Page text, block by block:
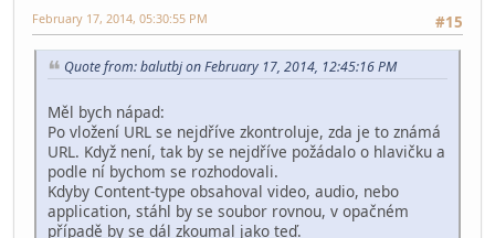
#15
February 17, 2014, 05:30:55 PM
Quote from: balutbj on February 17, 2014, 12:45:16 PM
Měl bych nápad:
Po vložení URL se nejdříve zkontroluje, zda je to známá
URL. Když není, tak by se nejdříve požádalo o hlavičku a
podle ní bychom se rozhodovali.
Kdyby Content-type obsahoval video, audio, nebo
application, stáhl by se soubor rovnou, v opačném
případě by se dál zkoumal jako teď.